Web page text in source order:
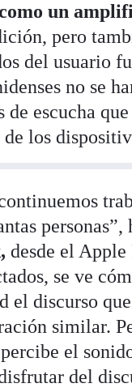
un
pero
del usuario
no se
de escucha
los
desde el
se ve
el discurso
similar.
el
del